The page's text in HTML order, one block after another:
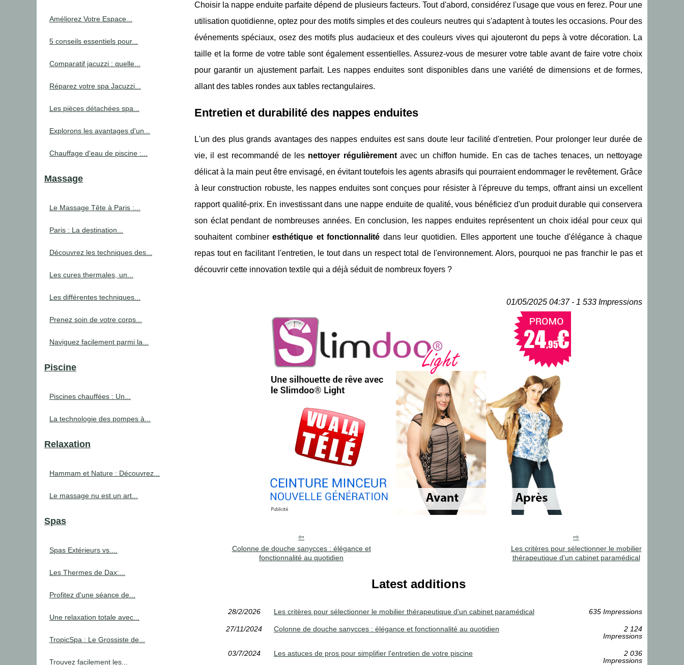
Choisir la nappe enduite parfaite dépend de plusieurs facteurs. Tout d'abord, considérez l'usage que vous en ferez. Pour une
utilisation quotidienne, optez pour des motifs simples et des couleurs neutres qui s'adaptent à toutes les occasions. Pour des
événements spéciaux, osez des motifs plus audacieux et des couleurs vives qui ajouteront du peps à votre décoration. La
taille et la forme de votre table sont également essentielles. Assurez-vous de mesurer votre table avant de faire votre choix
pour garantir un ajustement parfait. Les nappes enduites sont disponibles dans une variété de dimensions et de formes,
allant des tables rondes aux tables rectangulaires.
Entretien et durabilité des nappes enduites
L'un des plus grands avantages des nappes enduites est sans doute leur facilité d'entretien. Pour prolonger leur durée de
vie, il est recommandé de les nettoyer régulièrementavec un chiffon humide. En cas de taches tenaces, un nettoyage
délicat à la main peut être envisagé, en évitant toutefois les agents abrasifs qui pourraient endommager le revêtement. Grâce
à leur construction robuste, les nappes enduites sont conçues pour résister à l'épreuve du temps, offrant ainsi un excellent
rapport qualité-prix. En investissant dans une nappe enduite de qualité, vous bénéficiez d'un produit durable qui conservera
son éclat pendant de nombreuses années. En conclusion, les nappes enduites représentent un choix idéal pour ceux qui
souhaitent combineresthétique et fonctionnalité dans leur quotidien. Elles apportent une touche d'élégance à chaque
repas tout en facilitant l'entretien, le tout dans un respect total de l'environnement. Alors, pourquoi ne pas franchir le pas et
découvrir cette innovation textile qui a déjà séduit de nombreux foyers ?
01/05/2025 04:37 - 1 533 Impressions
Colonne de douche sanycces : élégance et
fonctionnalité au quotidien
Les critères pour sélectionner le mobilier
thérapeutique d'un cabinet paramédical
Latest additions
28/2/2026 Les critères pour sélectionner le mobilier thérapeutique d'un cabinet paramédical 635 Impressions
27/11/2024 Colonne de douche sanycces : élégance et fonctionnalité au quotidien
2 124
Impressions
03/7/2024 Les astuces de pros pour simplifier l'entretien de votre piscine
2 036
Impressions
Améliorez Votre Espace...
5 conseils essentiels pour...
Comparatif jacuzzi : quelle...
Réparez votre spa Jacuzzi...
Les pièces détachées spa...
Explorons les avantages d'un...
Chauffage d'eau de piscine :...
Massage
Le Massage Tête à Paris :...
Paris : La destination...
Découvrez les techniques des...
Les cures thermales, un...
Les différentes techniques...
Prenez soin de votre corps...
Naviguez facilement parmi la...
Piscine
Piscines chauffées : Un...
La technologie des pompes à...
Relaxation
Hammam et Nature : Découvrez...
Le massage nu est un art...
Spas
Spas Extérieurs vs....
Les Thermes de Dax:...
Profitez d'une séance de...
Une relaxation totale avec...
TropicSpa : Le Grossiste de...
Trouvez facilement les...